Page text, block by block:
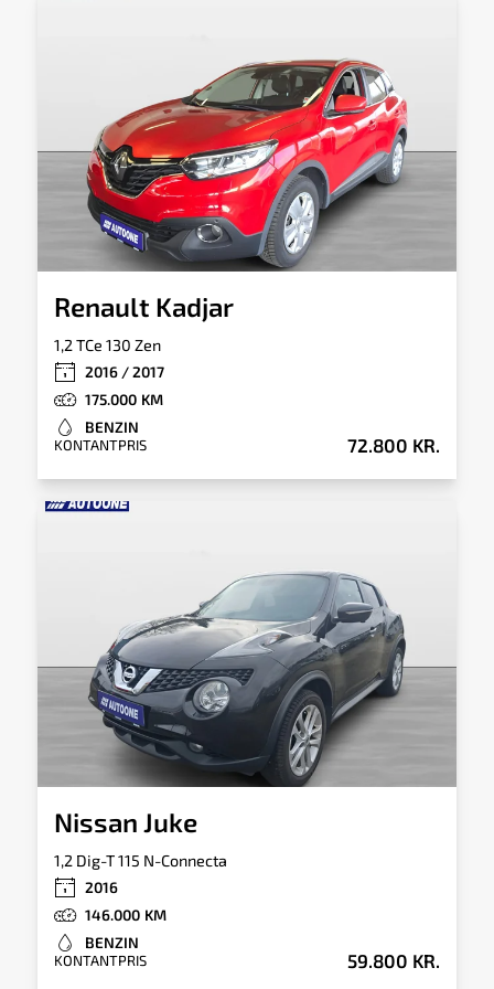
45l
Tilkoblingsvægt
med bremser
1.200kg
Tilkoblingsvægt
uden bremser
510kg
Renault Kadjar
1,2 TCe 130 Zen
72.800 KR.
KONTANTPRIS
2016 / 2017
175.000
BENZIN
Nissan Juke
1,2 Dig-T 115 N-Connecta
59.800 KR.
KONTANTPRIS
2016
146.000
BENZIN